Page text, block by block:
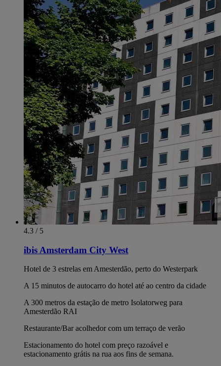
4.3 / 5
ibis Amsterdam City West
Hotel de 3 estrelas em Amesterdão, perto do Westerpark
A 15 minutos de autocarro do hotel até ao centro da cidade
A 300 metros da estação de metro Isolatorweg para
Amesterdão RAI
Restaurante/Bar acolhedor com um terraço de verão
Estacionamento do hotel com preço razoável e
estacionamento grátis na rua aos fins de semana.